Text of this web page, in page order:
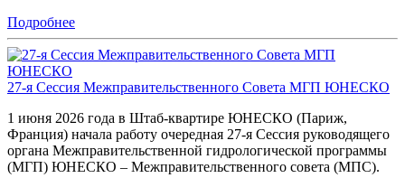
Подробнее
27-я Сессия Межправительственного Совета МГП ЮНЕСКО
1 июня 2026 года в Штаб-квартире ЮНЕСКО (Париж,
Франция) начала работу очередная 27-я Сессия руководящего
органа Межправительственной гидрологической программы
(МГП) ЮНЕСКО – Межправительственного совета (МПС).